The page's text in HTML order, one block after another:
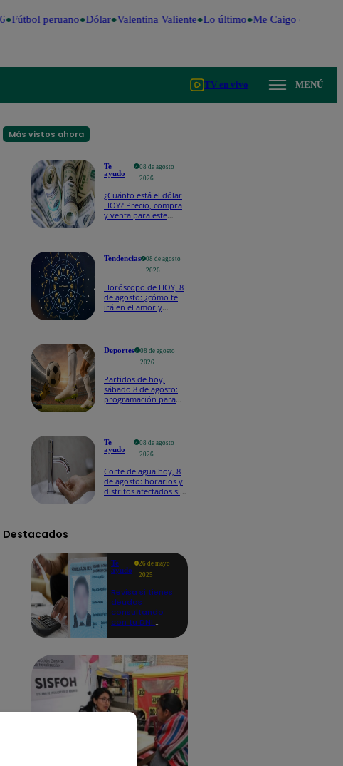
Fútbol peruano Dólar Valentina Valiente Lo último Me Caigo de Risa
TV en vivo MENÚ
Más vistos ahora
Te
ayudo
08 de agosto
2026
¿Cuánto está el dólar
HOY? Precio, compra
y venta para este
Tendencias
08 de agosto
2026
Horóscopo de HOY, 8
de agosto: ¿cómo te
irá en el amor y
Deportes
08 de agosto
2026
Partidos de hoy,
sábado 8 de agosto:
programación para
Te
ayudo
08 de agosto
2026
Corte de agua hoy, 8
de agosto: horarios y
distritos afectados sin
Destacados
Te
ayudo
26 de mayo
2025
Revisa si tienes
deudas
consultando
con tu DNI:
detalles